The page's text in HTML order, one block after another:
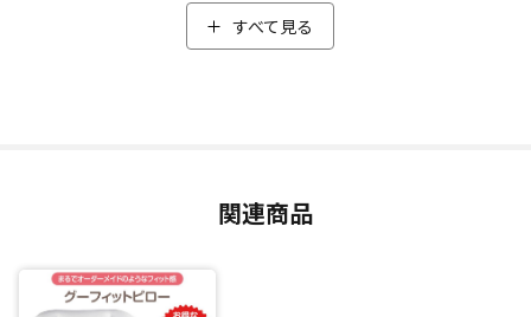
合わせにより、絶妙なフィット感を生み、さまざまな寝姿勢
でも首に気持ちよくフィットして支えます。
合わせピッタリフィットし、そこにふわふわの質感をもった
え』が実現。頭と首を広い面で支えることで、後頭部に集中
しがちな体圧を分散、頭と首のフィット性を重視し開発され
すべて見る
関連商品